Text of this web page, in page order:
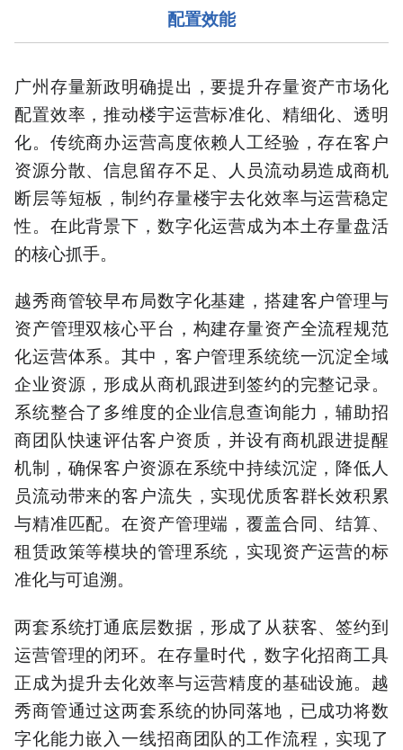
配置效能
广州存量新政明确提出，要提升存量资产市场化
配置效率，推动楼宇运营标准化、精细化、透明
化。传统商办运营高度依赖人工经验，存在客户
资源分散、信息留存不足、人员流动易造成商机
断层等短板，制约存量楼宇去化效率与运营稳定
性。在此背景下，数字化运营成为本土存量盘活
的核心抓手。
越秀商管较早布局数字化基建，搭建客户管理与
资产管理双核心平台，构建存量资产全流程规范
化运营体系。其中，客户管理系统统一沉淀全域
企业资源，形成从商机跟进到签约的完整记录。
系统整合了多维度的企业信息查询能力，辅助招
商团队快速评估客户资质，并设有商机跟进提醒
机制，确保客户资源在系统中持续沉淀，降低人
员流动带来的客户流失，实现优质客群长效积累
与精准匹配。在资产管理端，覆盖合同、结算、
租赁政策等模块的管理系统，实现资产运营的标
准化与可追溯。
两套系统打通底层数据，形成了从获客、签约到
运营管理的闭环。在存量时代，数字化招商工具
正成为提升去化效率与运营精度的基础设施。越
秀商管通过这两套系统的协同落地，已成功将数
字化能力嵌入一线招商团队的工作流程，实现了